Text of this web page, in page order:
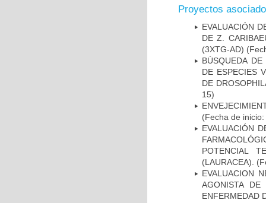
Proyectos
EVALUACIÓN
DE Z.
(3XTG-AD)
BÚSQUEDA
DE ESPECIES
DE
15)
(Fecha de
EVALUACIÓN
POTENCIAL
(LAURACEA).
EVALUACION
AGONISTA
ENFERMEDAD